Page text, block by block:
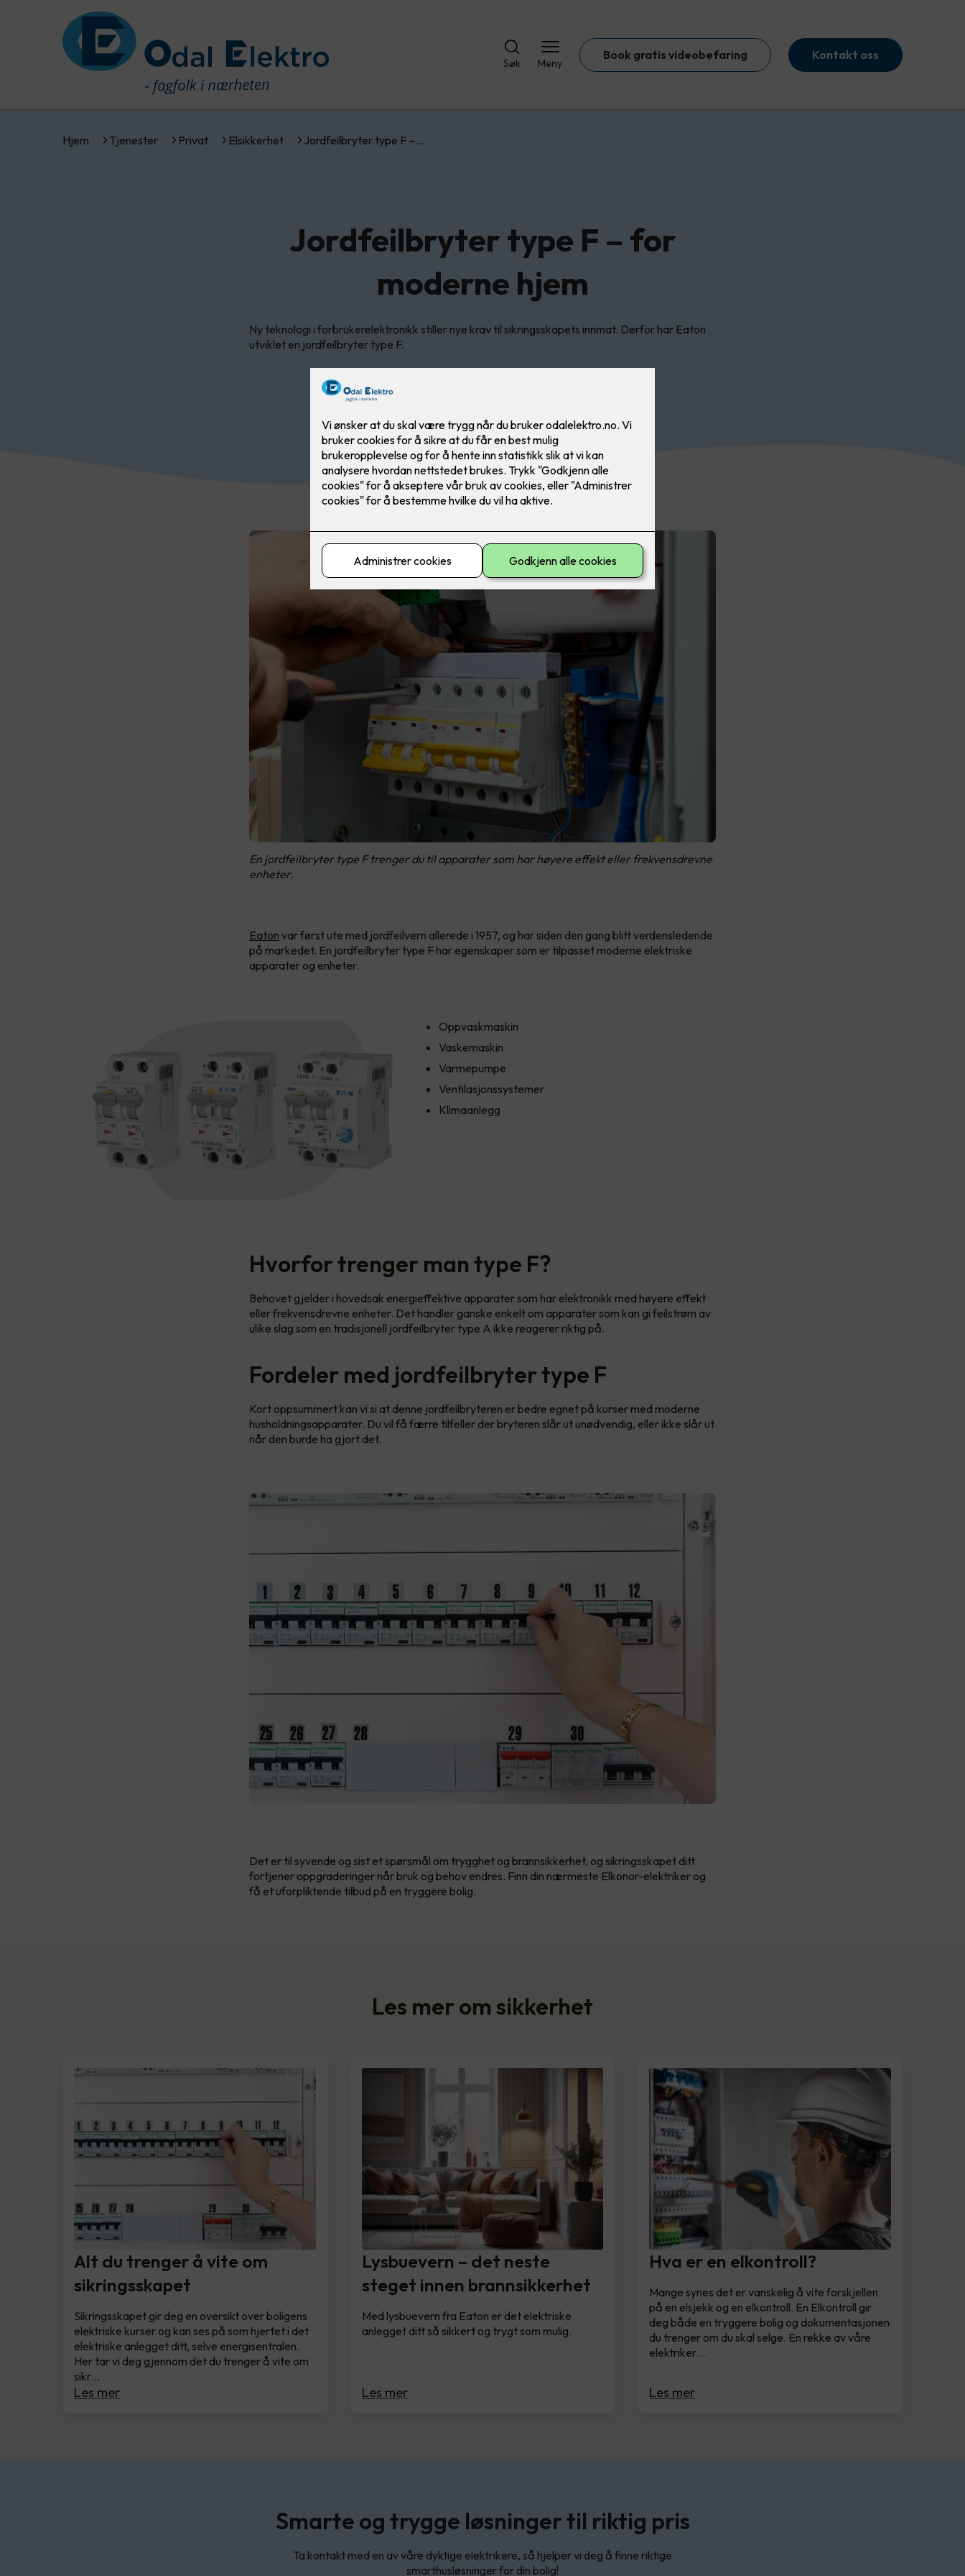
Søk Meny
Book gratis videobefaring Kontakt oss
Hjem Tjenester Privat Elsikkerhet Jordfeilbryter type F –…
Jordfeilbryter type F – for
moderne hjem
Ny teknologi i forbrukerelektronikk stiller nye krav til sikringsskapets innmat. Derfor har Eaton
utviklet en jordfeilbryter type F.
En jordfeilbryter type F trenger du til apparater som har høyere effekt eller frekvensdrevne
enheter.
Eaton var først ute med jordfeilvern allerede i 1957, og har siden den gang blitt verdensledende
på markedet. En jordfeilbryter type F har egenskaper som er tilpasset moderne elektriske
apparater og enheter.
Oppvaskmaskin
Vaskemaskin
Varmepumpe
Ventilasjonssystemer
Klimaanlegg
Hvorfor trenger man type F?
Behovet gjelder i hovedsak energieffektive apparater som har elektronikk med høyere effekt
eller frekvensdrevne enheter. Det handler ganske enkelt om apparater som kan gi feilstrøm av
ulike slag som en tradisjonell jordfeilbryter type A ikke reagerer riktig på.
Fordeler med jordfeilbryter type F
Kort oppsummert kan vi si at denne jordfeilbryteren er bedre egnet på kurser med moderne
husholdningsapparater. Du vil få færre tilfeller der bryteren slår ut unødvendig, eller ikke slår ut
når den burde ha gjort det.
Det er til syvende og sist et spørsmål om trygghet og brannsikkerhet, og sikringsskapet ditt
fortjener oppgraderinger når bruk og behov endres. Finn din nærmeste Elkonor-elektriker og
få et uforpliktende tilbud på en tryggere bolig.
Les mer om sikkerhet
Alt du trenger å vite om
sikringsskapet
Sikringsskapet gir deg en oversikt over boligens
elektriske kurser og kan ses på som hjertet i det
elektriske anlegget ditt, selve energisentralen.
Her tar vi deg gjennom det du trenger å vite om
sikr…
Les mer
Lysbuevern – det neste
steget innen brannsikkerhet
Med lysbuevern fra Eaton er det elektriske
anlegget ditt så sikkert og trygt som mulig.
Les mer
Hva er en elkontroll?
Mange synes det er vanskelig å vite forskjellen
på en elsjekk og en elkontroll. En Elkontroll gir
deg både en tryggere bolig og dokumentasjonen
du trenger om du skal selge. En rekke av våre
elektriker…
Les mer
Smarte og trygge løsninger til riktig pris
Ta kontakt med en av våre dyktige elektrikere, så hjelper vi deg å finne riktige
smarthusløsninger for din bolig!